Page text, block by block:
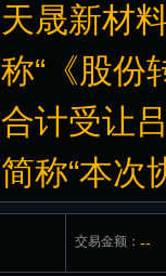
晟新材
“《股份
计受让
称“本次
交易金额： --